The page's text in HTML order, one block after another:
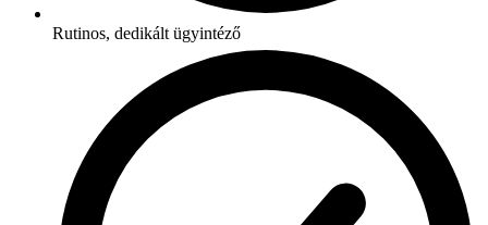
Rutinos, dedikált ügyintéző